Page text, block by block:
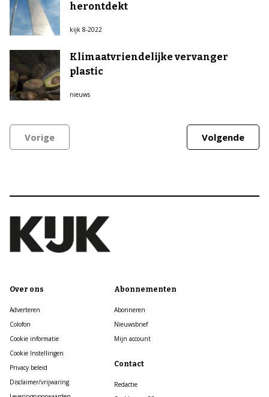
herontdekt
kijk 8-2022
Klimaatvriendelijke vervanger
plastic
nieuws
Vorige Volgende
Over ons
Adverteren
Colofon
Cookie informatie
Cookie Instellingen
Privacy beleid
Disclaimer/vrijwaring
Abonnementen
Abonneren
Nieuwsbrief
Mijn account
Contact
Redactie